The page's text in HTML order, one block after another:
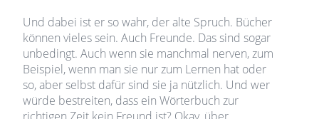
Und dabei ist er so wahr, der alte Spruch. Bücher
können vieles sein. Auch Freunde. Das sind sogar
unbedingt. Auch wenn sie manchmal nerven, zum
Beispiel, wenn man sie nur zum Lernen hat oder
so, aber selbst dafür sind sie ja nützlich. Und wer
würde bestreiten, dass ein Wörterbuch zur